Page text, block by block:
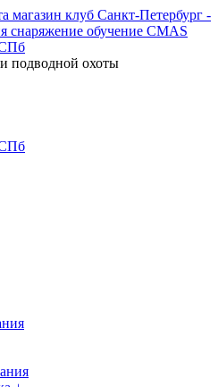
подводной охоты